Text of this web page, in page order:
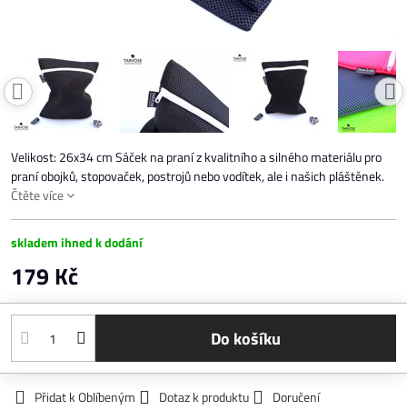
Velikost: 26x34 cm Sáček na praní z kvalitního a silného materiálu pro
praní obojků, stopovaček, postrojů nebo vodítek, ale i našich pláštěnek.
Čtěte více
skladem ihned k dodání
179 Kč
Do košíku
Přidat k Oblíbeným Dotaz k produktu
Doručení